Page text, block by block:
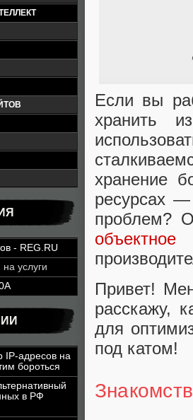
- REG.RU
услуги
IP-адресов на
бороться
в РФ
Если вы
хранить
хранение
ресурсах —
проблем?
Привет!
расскажу,
для
под катом!